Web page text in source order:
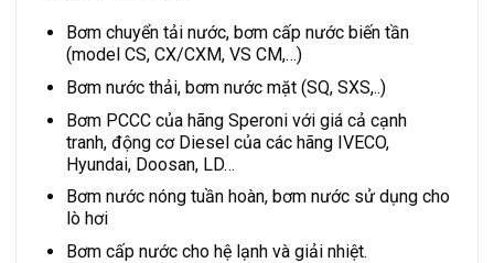
Bơm chuyển tải nước, bơm cấp nước biến tần
(model CS, CX/CXM, VS CM,…)
Bơm nước thải, bơm nước mặt (SQ, SXS,..)
Bơm PCCC của hãng Speroni với giá cả cạnh
tranh, động cơ Diesel của các hãng IVECO,
Hyundai, Doosan, LD…
Bơm nước nóng tuần hoàn, bơm nước sử dụng cho
lò hơi
Bơm cấp nước cho hệ lạnh và giải nhiệt.